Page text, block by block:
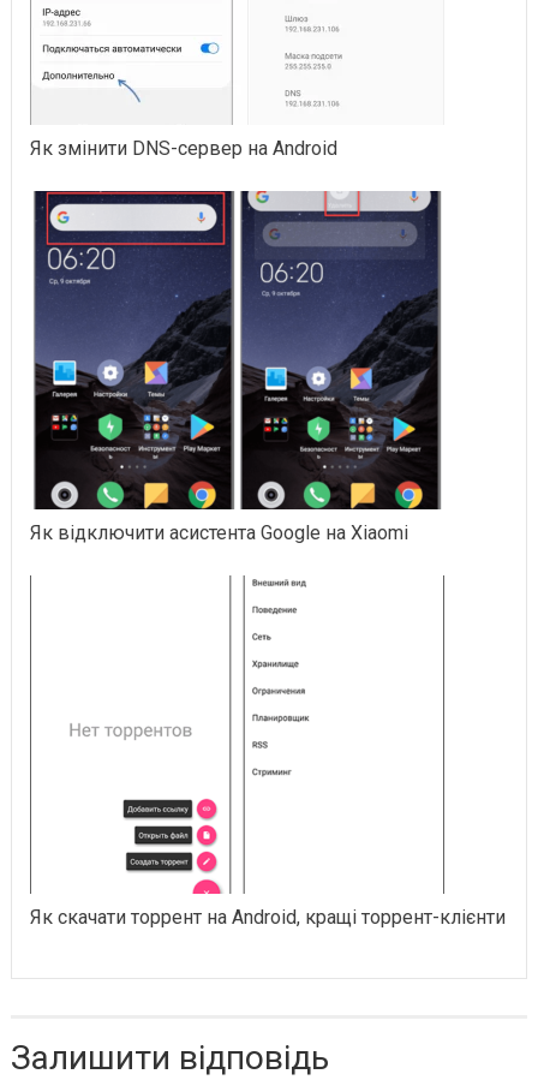
Як змінити DNS-сервер на Android
Як відключити асистента Google на Xiaomi
Як скачати торрент на Android, кращі торрент-клієнти
Залишити відповідь